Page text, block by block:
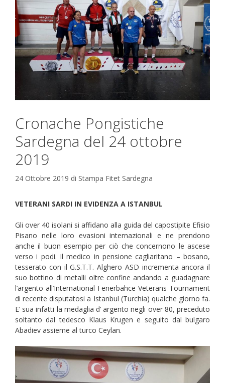
Cronache Pongistiche
Sardegna del 24 ottobre
2019
24 Ottobre 2019 di Stampa Fitet Sardegna
VETERANI SARDI IN EVIDENZA A ISTANBUL
Gli over 40 isolani si affidano alla guida del capostipite Efisio
Pisano nelle loro evasioni internazionali e ne prendono
anche il buon esempio per ciò che concernono le ascese
verso i podi. Il medico in pensione cagliaritano – bosano,
tesserato con il G.S.T.T. Alghero ASD incrementa ancora il
suo bottino di metalli oltre confine andando a guadagnare
l’argento all’International Fenerbahce Veterans Tournament
di recente disputatosi a Istanbul (Turchia) qualche giorno fa.
E’ sua infatti la medaglia d’ argento negli over 80, preceduto
soltanto dal tedesco Klaus Krugen e seguito dal bulgaro
Abadiev assieme al turco Ceylan.